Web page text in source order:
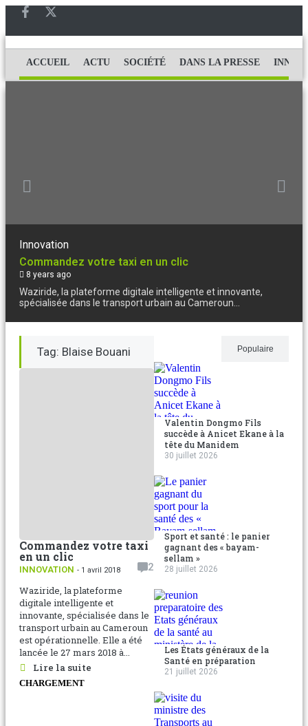
ACCUEIL ACTU SOCIÉTÉ DANS LA PRESSE
Innovation
Commandez votre taxi en un clic
8 years ago
Waziride, la plateforme digitale intelligente et innovante,
spécialisée dans le transport urbain au Cameroun...
Tag: Blaise Bouani
Commandez votre taxi
en un clic
INNOVATION - 1 avril 2018
2
Waziride, la plateforme
digitale intelligente et
innovante, spécialisée dans le
transport urbain au Cameroun
est opérationnelle. Elle a été
lancée le 27 mars 2018 à...
Lire la suite
CHARGEMENT
Populaire
Valentin Dongmo Fils
succède à Anicet Ekane à la
tête du Manidem
30 juillet 2026
Sport et santé : le panier
gagnant des « bayam-
sellam »
28 juillet 2026
Les États généraux de la
Santé en préparation
21 juillet 2026